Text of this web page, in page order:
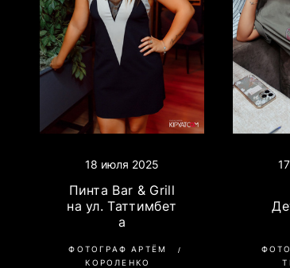
18 июля 2025
Пинта Bar & Grill
на ул. Таттимбет
а
ФОТОГРАФ АРТЁМ
КОРОЛЕНКО